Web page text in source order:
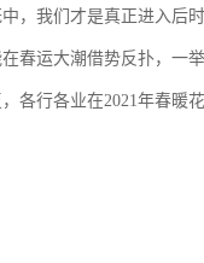
我们才是真正进入后时
春运大潮借势反扑，一
各行各业在2021年春暖